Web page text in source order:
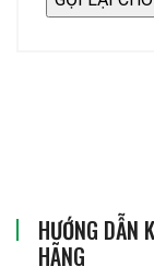
HƯỚNG DẪN
HÃNG